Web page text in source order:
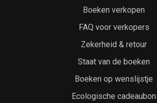
Boeken verkopen
FAQ voor verkopers
Zekerheid & retour
Staat van de boeken
Boeken op wenslijstje
Ecologische cadeaubon